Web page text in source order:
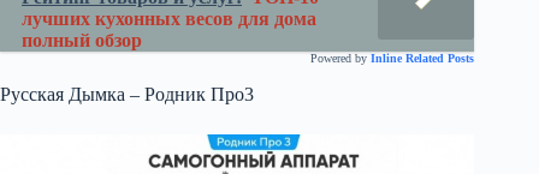
лучших кухонных весов для дома
полный обзор
Powered by Inline Related Posts
Русская Дымка – Родник Про3